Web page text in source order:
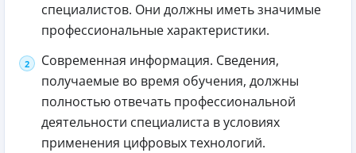
специалистов. Они должны иметь значимые
профессиональные характеристики.
Современная информация. Сведения,
получаемые во время обучения, должны
полностью отвечать профессиональной
деятельности специалиста в условиях
применения цифровых технологий.